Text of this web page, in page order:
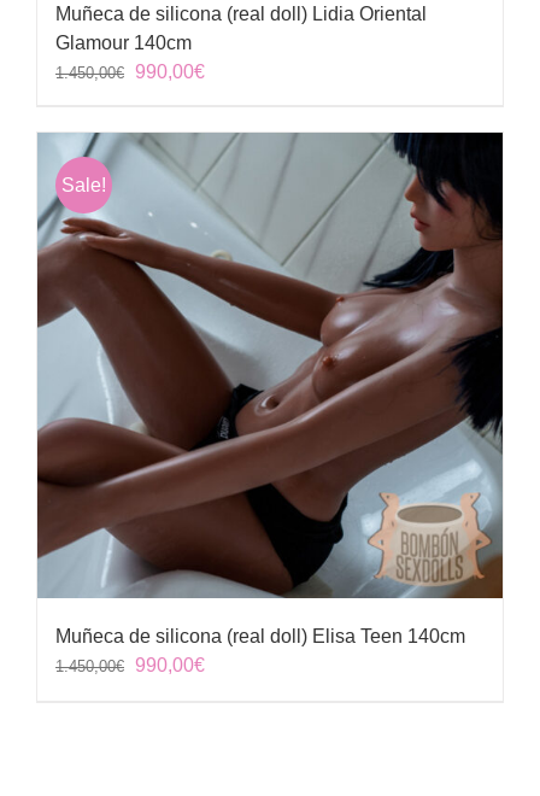
Muñeca de silicona (real doll) Lidia Oriental
Glamour 140cm
1.450,00€ El
original
era:
1.450,00€.
990,00€El
actual
es:
990,00€.
Sale!
Muñeca de silicona (real doll) Elisa Teen 140cm
1.450,00€ El
990,00€El